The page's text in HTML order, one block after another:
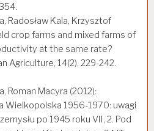
Radosław Kala, Krzysztof
crop farms and mixed farms of
at the same rate?
Agriculture, 14(2), 229-242.
Roman Macyra (2012):
Wielkopolska 1956-1970: uwagi
po 1945 roku VII, 2. Pod